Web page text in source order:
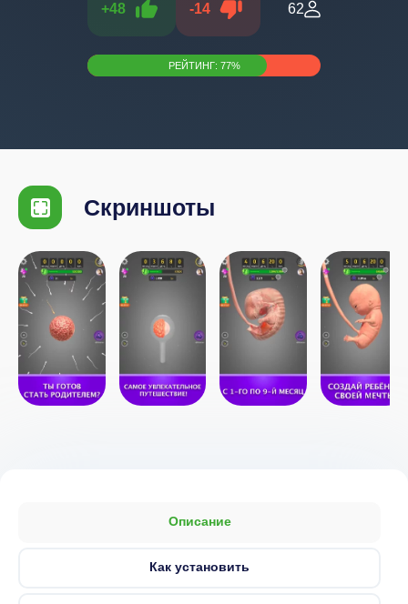
+48 -14 62
РЕЙТИНГ: 77%
Скриншоты
Описание
Как установить